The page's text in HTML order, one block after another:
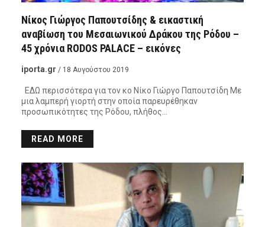
Νίκος Γιώργος Παπουτσίδης & εικαστική
αναβίωση του Μεσαιωνικού Δράκου της Ρόδου –
45 χρόνια RODOS PALACE – εικόνες
iporta.gr / 18 Αυγούστου 2019
ΕΔΩ περισσότερα για τον κο Νίκο Γιώργο Παπουτσίδη Με
μια λαμπερή γιορτή στην οποία παρευρέθηκαν
προσωπικότητες της Ρόδου, πλήθος…
READ MORE